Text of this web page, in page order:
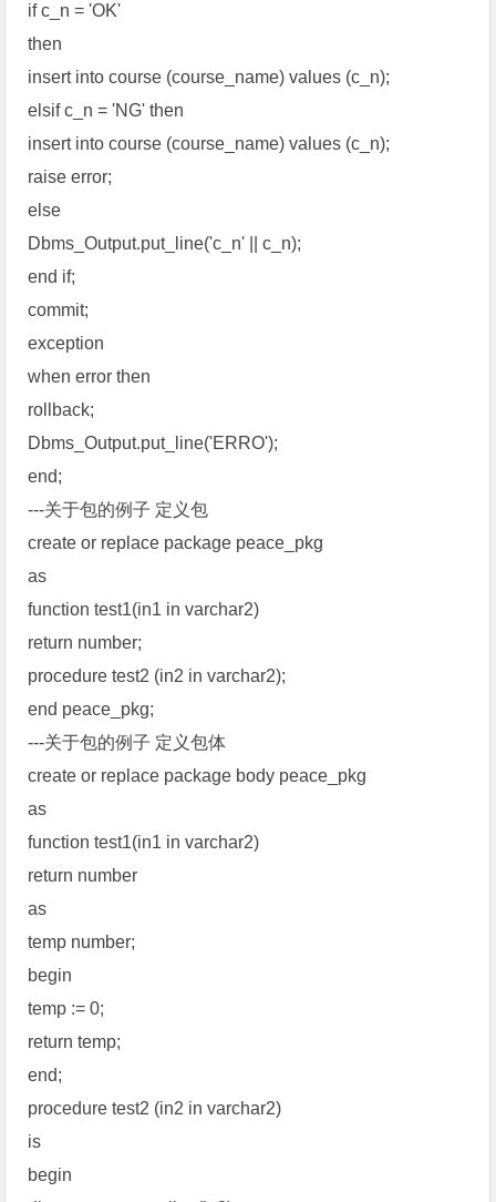
if c_n = 'OK'
then
insert into course (course_name) values (c_n);
elsif c_n = 'NG' then
insert into course (course_name) values (c_n);
raise error;
else
Dbms_Output.put_line('c_n' || c_n);
end if;
commit;
exception
when error then
rollback;
Dbms_Output.put_line('ERRO');
end;
---关于包的例子 定义包
create or replace package peace_pkg
as
function test1(in1 in varchar2)
return number;
procedure test2 (in2 in varchar2);
end peace_pkg;
---关于包的例子 定义包体
create or replace package body peace_pkg
as
function test1(in1 in varchar2)
return number
as
temp number;
begin
temp := 0;
return temp;
end;
procedure test2 (in2 in varchar2)
is
begin